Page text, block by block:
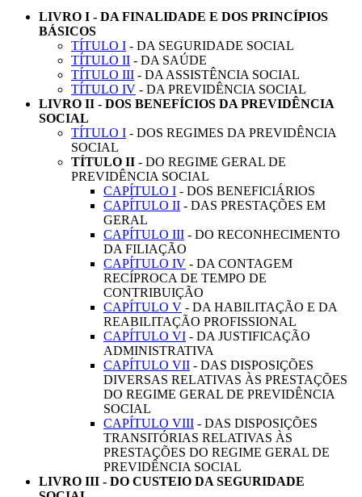
LIVRO I - DA FINALIDADE E DOS PRINCÍPIOS
BÁSICOS
TÍTULO I - DA SEGURIDADE SOCIAL
TÍTULO II - DA SAÚDE
TÍTULO III - DA ASSISTÊNCIA SOCIAL
TÍTULO IV - DA PREVIDÊNCIA SOCIAL
LIVRO II - DOS BENEFÍCIOS DA PREVIDÊNCIA
SOCIAL
TÍTULO I - DOS REGIMES DA PREVIDÊNCIA
SOCIAL
TÍTULO II - DO REGIME GERAL DE
PREVIDÊNCIA SOCIAL
CAPÍTULO I - DOS BENEFICIÁRIOS
CAPÍTULO II - DAS PRESTAÇÕES EM
GERAL
CAPÍTULO III - DO RECONHECIMENTO
DA FILIAÇÃO
CAPÍTULO IV - DA CONTAGEM
RECÍPROCA DE TEMPO DE
CONTRIBUIÇÃO
CAPÍTULO V - DA HABILITAÇÃO E DA
REABILITAÇÃO PROFISSIONAL
CAPÍTULO VI - DA JUSTIFICAÇÃO
ADMINISTRATIVA
CAPÍTULO VII - DAS DISPOSIÇÕES
DIVERSAS RELATIVAS ÀS PRESTAÇÕES
DO REGIME GERAL DE PREVIDÊNCIA
SOCIAL
CAPÍTULO VIII - DAS DISPOSIÇÕES
TRANSITÓRIAS RELATIVAS ÀS
PRESTAÇÕES DO REGIME GERAL DE
PREVIDÊNCIA SOCIAL
LIVRO III - DO CUSTEIO DA SEGURIDADE